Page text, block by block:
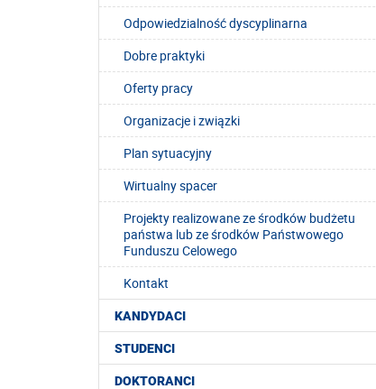
Odpowiedzialność dyscyplinarna
Dobre praktyki
Oferty pracy
Organizacje i związki
Plan sytuacyjny
Wirtualny spacer
Projekty realizowane ze środków budżetu
państwa lub ze środków Państwowego
Funduszu Celowego
Kontakt
KANDYDACI
STUDENCI
DOKTORANCI